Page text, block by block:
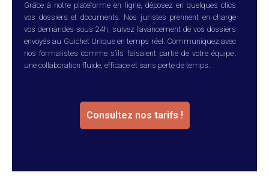
Grâce à notre plateforme en ligne, déposez en quelques clics
vos dossiers et documents. Nos juristes prennent en charge
vos demandes sous 24h, suivez l’avancement de vos dossiers
envoyés au Guichet Unique en temps réel. Communiquez avec
nos formalistes comme s’ils faisaient partie de votre équipe :
une collaboration fluide, efficace et sans perte de temps.
Consultez nos tarifs !